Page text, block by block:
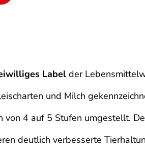
Label der
und Milch
4 auf 5 Stufen umgestellt.
deutlich verbesserte